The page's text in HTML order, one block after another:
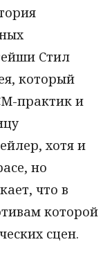
Стил
который
практик и
хотя и
но
что в
которой
сцен.